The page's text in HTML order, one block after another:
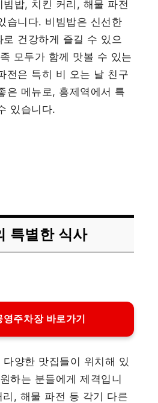
밥, 치킨 커리, 해물 파전
습니다. 비빔밥은 신선한
건강하게 즐길 수 있으
모두가 함께 맛볼 수 있는
전은 특히 비 오는 날 친구
은 메뉴로, 홍제역에서 특
있습니다.
특별한 식사
영주차장 바로가기
양한 맛집들이 위치해 있
하는 분들에게 제격입니
, 해물 파전 등 각기 다른